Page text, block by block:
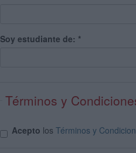
Soy estudiante de: *
Términos y
Acepto los Términos y